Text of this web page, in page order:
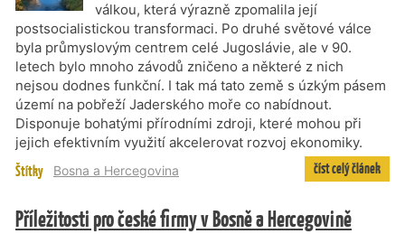
válkou, která výrazně zpomalila její
postsocialistickou transformaci. Po druhé světové válce
byla průmyslovým centrem celé Jugoslávie, ale v 90.
letech bylo mnoho závodů zničeno a některé z nich
nejsou dodnes funkční. I tak má tato země s úzkým pásem
území na pobřeží Jaderského moře co nabídnout.
Disponuje bohatými přírodními zdroji, které mohou při
jejich efektivním využití akcelerovat rozvoj ekonomiky.
Štítky Bosna a Hercegovina číst celý článek
Příležitosti pro české firmy v Bosně a Hercegovině